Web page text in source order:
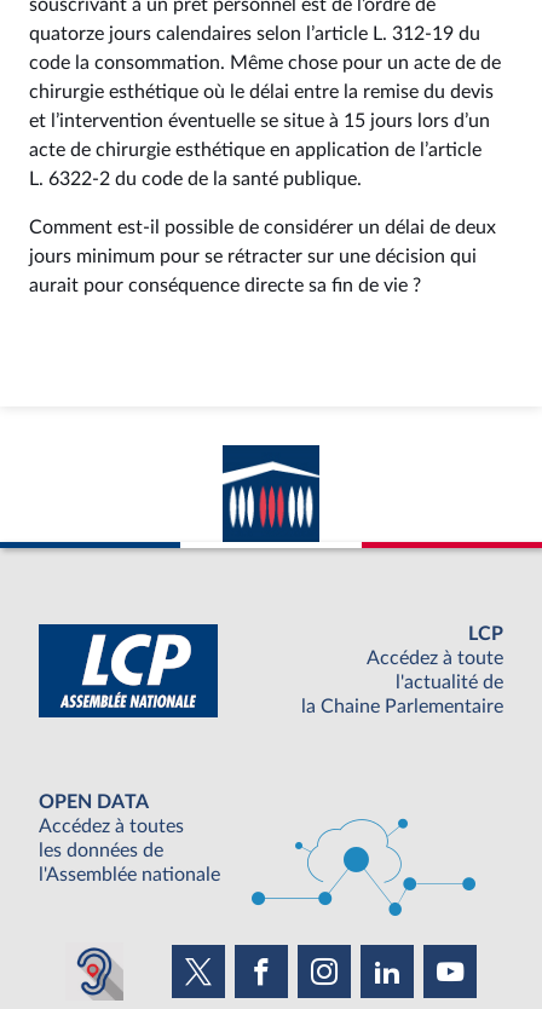
souscrivant à un prêt personnel est de l’ordre de
quatorze jours calendaires selon l’article L. 312‑19 du
code la consommation. Même chose pour un acte de de
chirurgie esthétique où le délai entre la remise du devis
et l’intervention éventuelle se situe à 15 jours lors d’un
acte de chirurgie esthétique en application de l’article
L. 6322‑2 du code de la santé publique.
Comment est-il possible de considérer un délai de deux
jours minimum pour se rétracter sur une décision qui
aurait pour conséquence directe sa fin de vie ?
LCP
Accédez à toute
l'actualité de
la Chaine Parlementaire
OPEN DATA
Accédez à toutes
les données de
l'Assemblée nationale